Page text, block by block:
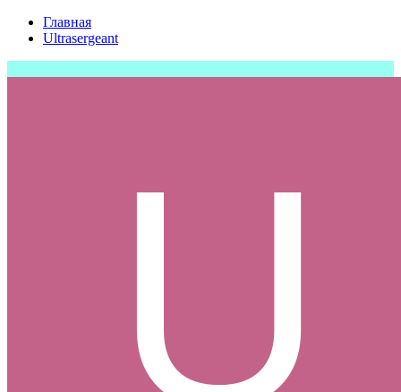
Главная
Ultrasergeant